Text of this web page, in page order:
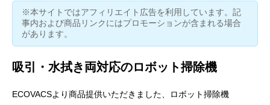
※本サイトではアフィリエイト広告を利用しています。記
事内および商品リンクにはプロモーションが含まれる場合
があります。
吸引・水拭き両対応のロボット掃除機
ECOVACSより商品提供いただきました、ロボット掃除機